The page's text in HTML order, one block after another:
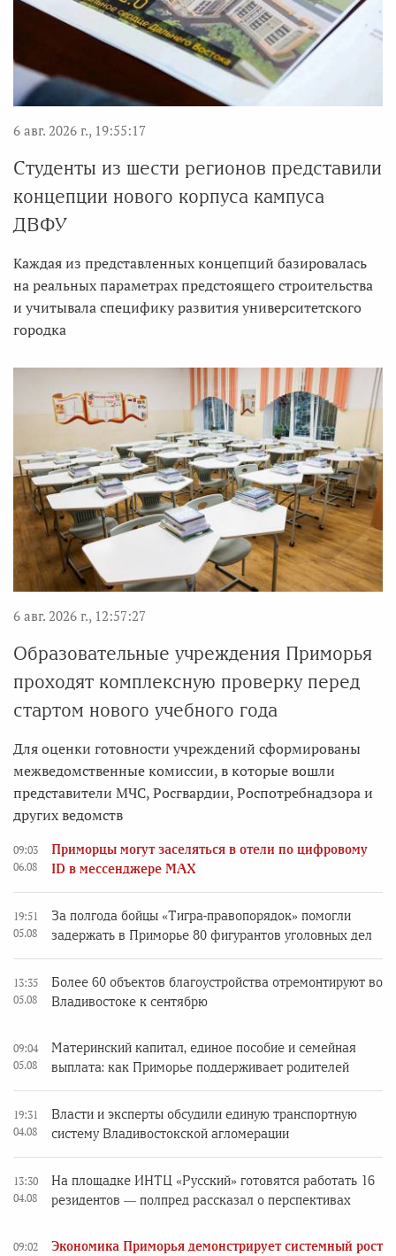
6 авг. 2026 г., 19:55:17
Студенты из шести регионов представили
концепции нового корпуса кампуса
ДВФУ
Каждая из представленных концепций базировалась
на реальных параметрах предстоящего строительства
и учитывала специфику развития университетского
городка
6 авг. 2026 г., 12:57:27
Образовательные учреждения Приморья
проходят комплексную проверку перед
стартом нового учебного года
Для оценки готовности учреждений сформированы
межведомственные комиссии, в которые вошли
представители МЧС, Росгвардии, Роспотребнадзора и
других ведомств
09:03
06.08
Приморцы могут заселяться в отели по цифровому
ID в мессенджере MAX
19:51
05.08
За полгода бойцы «Тигра-правопорядок» помогли
задержать в Приморье 80 фигурантов уголовных дел
13:35
05.08
Более 60 объектов благоустройства отремонтируют во
Владивостоке к сентябрю
09:04
05.08
Материнский капитал, единое пособие и семейная
выплата: как Приморье поддерживает родителей
19:31
04.08
Власти и эксперты обсудили единую транспортную
систему Владивостокской агломерации
13:30
04.08
На площадке ИНТЦ «Русский» готовятся работать 16
резидентов — полпред рассказал о перспективах
09:02
Экономика Приморья демонстрирует системный рост